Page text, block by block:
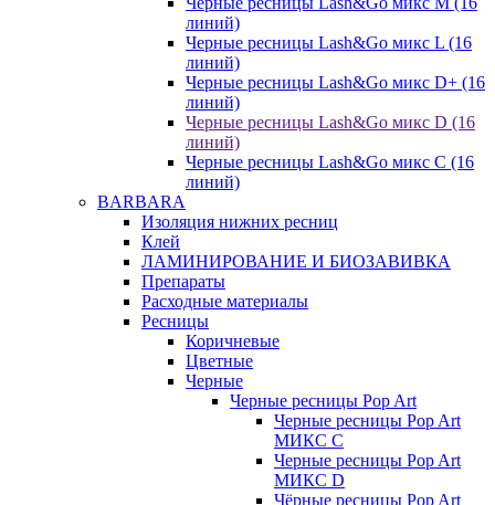
линий)
Черные ресницы Lash&Go микс L (16
линий)
Черные ресницы Lash&Go микс D+ (16
линий)
Черные ресницы Lash&Go микс D (16
линий)
Черные ресницы Lash&Go микс C (16
линий)
BARBARA
Изоляция нижних ресниц
Клей
ЛАМИНИРОВАНИЕ И БИОЗАВИВКА
Препараты
Расходные материалы
Ресницы
Коричневые
Цветные
Черные
Черные ресницы Pop Art
Черные ресницы Pop Art
МИКС C
Черные ресницы Pop Art
МИКС D
Чёрные ресницы Pop Art